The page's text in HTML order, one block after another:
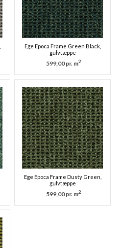
Ege Epoca Frame Green Black,
gulvtæppe
599,00 pr. m2
Ege Epoca Frame Dusty Green,
gulvtæppe
599,00 pr. m2